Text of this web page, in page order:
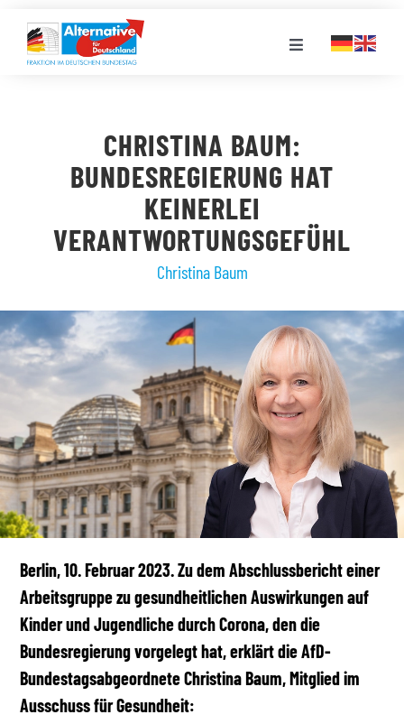
Inhalt
springen
Toggle
LANDESGRUPPEN
STELLENPORTAL
MEDIATHEK
CHRISTINA BAUM:
BUNDESREGIERUNG HAT
KEINERLEI
VERANTWORTUNGSGEFÜHL
Christina Baum
Berlin, 10. Februar 2023. Zu dem Abschlussbericht einer
Arbeitsgruppe zu gesundheitlichen Auswirkungen auf
Kinder und Jugendliche durch Corona, den die
Bundesregierung vorgelegt hat, erklärt die AfD-
Bundestagsabgeordnete Christina Baum, Mitglied im
Ausschuss für Gesundheit: